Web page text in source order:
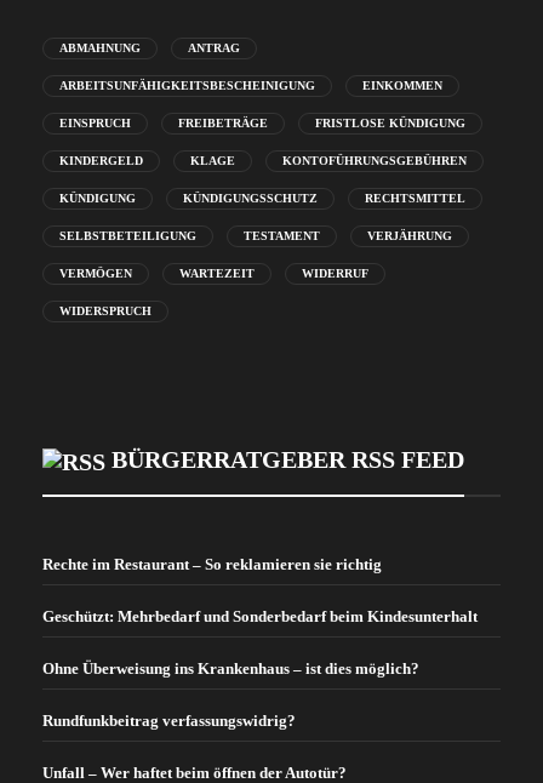
ABMAHNUNG ANTRAG
ARBEITSUNFÄHIGKEITSBESCHEINIGUNG EINKOMMEN
EINSPRUCH FREIBETRÄGE FRISTLOSE KÜNDIGUNG
KINDERGELD KLAGE KONTOFÜHRUNGSGEBÜHREN
KÜNDIGUNG KÜNDIGUNGSSCHUTZ RECHTSMITTEL
SELBSTBETEILIGUNG TESTAMENT VERJÄHRUNG
VERMÖGEN WARTEZEIT WIDERRUF
WIDERSPRUCH
BÜRGERRATGEBER RSS FEED
Rechte im Restaurant – So reklamieren sie richtig
Geschützt: Mehrbedarf und Sonderbedarf beim Kindesunterhalt
Ohne Überweisung ins Krankenhaus – ist dies möglich?
Rundfunkbeitrag verfassungswidrig?
Unfall – Wer haftet beim öffnen der Autotür?